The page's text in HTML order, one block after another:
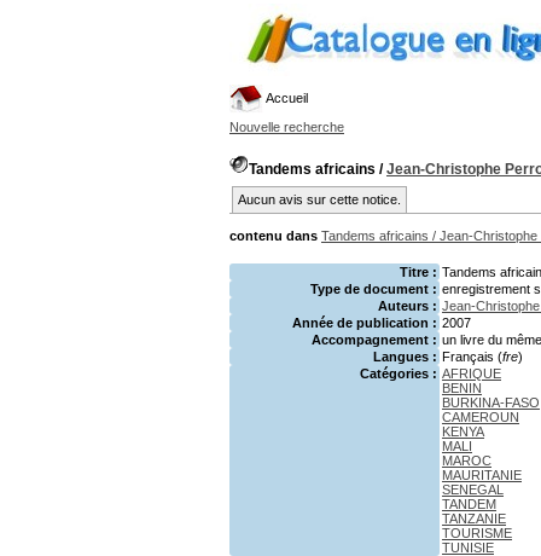
Accueil
Nouvelle recherche
Tandems africains /Jean-Christophe
Aucun avis sur cette notice.
contenu dans Tandems africains / Jean-Christophe
Titre : Tandems
Type de document : enregistrement
Auteurs : Jean-
Année de publication : 2007
Accompagnement : un livre du
Langues : Français (fre)
Catégories : AFRIQUE
BENIN
BURKINA-FASO
CAMEROUN
KENYA
MALI
MAROC
MAURITANIE
SENEGAL
TANDEM
TANZANIE
TOURISME
TUNISIE